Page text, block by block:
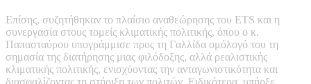
Επίσης, συζητήθηκαν το πλαίσιο αναθεώρησης του ETS και η
συνεργασία στους τομείς κλιματικής πολιτικής, όπου ο κ.
Παπασταύρου υπογράμμισε προς τη Γαλλίδα ομόλογό του τη
σημασία της διατήρησης μιας φιλόδοξης, αλλά ρεαλιστικής
κλιματικής πολιτικής, ενισχύοντας την ανταγωνιστικότητα και
διασφαλίζοντας τη στήριξη των πολιτών. Ειδικότερα, υπήρξε